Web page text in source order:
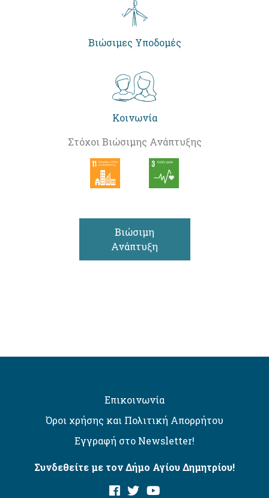
Βιώσιμες Υποδομές
Κοινωνία
Στόχοι Βιώσιμης Ανάπτυξης
Βιώσιμη
Ανάπτυξη
Επικοινωνία
Όροι χρήσης και Πολιτική Απορρήτου
Εγγραφή στο Newsletter!
Συνδεθείτε με τον Δήμο Αγίου Δημητρίου!